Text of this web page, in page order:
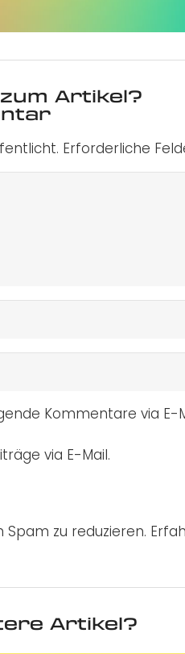
Artikel?
Erforderliche
Kommentare via E-
via E-Mail.
zu reduzieren.
Artikel?